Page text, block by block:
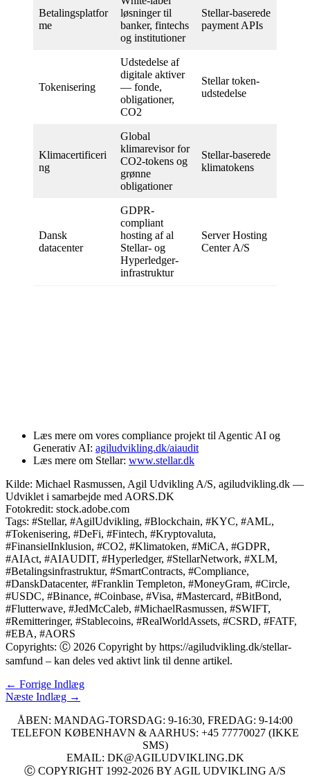
Betalingsplatfor
me
løsninger til
banker, fintechs
og institutioner
Stellar-baserede
payment APIs
Tokenisering
Udstedelse af
digitale aktiver
— fonde,
obligationer,
CO2
Stellar token-
udstedelse
Klimacertificeri
ng
Global
klimarevisor for
CO2-tokens og
grønne
obligationer
Stellar-baserede
klimatokens
Dansk
datacenter
GDPR-
compliant
hosting af al
Stellar- og
Hyperledger-
infrastruktur
Server Hosting
Center A/S
Læs mere om vores compliance projekt til Agentic AI og
Generativ AI: agiludvikling.dk/aiaudit
Læs mere om Stellar: www.stellar.dk
Kilde: Michael Rasmussen, Agil Udvikling A/S, agiludvikling.dk —
Udviklet i samarbejde med AORS.DK
Fotokredit: stock.adobe.com
Tags: #Stellar, #AgilUdvikling, #Blockchain, #KYC, #AML,
#Tokenisering, #DeFi, #Fintech, #Kryptovaluta,
#FinansielInklusion, #CO2, #Klimatoken, #MiCA, #GDPR,
#AIAct, #AIAUDIT, #Hyperledger, #StellarNetwork, #XLM,
#Betalingsinfrastruktur, #SmartContracts, #Compliance,
#DanskDatacenter, #Franklin Templeton, #MoneyGram, #Circle,
#USDC, #Binance, #Coinbase, #Visa, #Mastercard, #BitBond,
#Flutterwave, #JedMcCaleb, #MichaelRasmussen, #SWIFT,
#Remitteringer, #Stablecoins, #RealWorldAssets, #CSRD, #FATF,
#EBA, #AORS
Copyrights: Ⓒ 2026 Copyright by https://agiludvikling.dk/stellar-
samfund – kan deles ved aktivt link til denne artikel.
← Forrige Indlæg
Næste Indlæg →
ÅBEN: MANDAG-TORSDAG: 9-16:30, FREDAG: 9-14:00
TELEFON KØBENHAVN & AARHUS: +45 77770027 (IKKE
SMS)
EMAIL: DK@AGILUDVIKLING.DK
Ⓒ COPYRIGHT 1992-2026 BY AGIL UDVIKLING A/S